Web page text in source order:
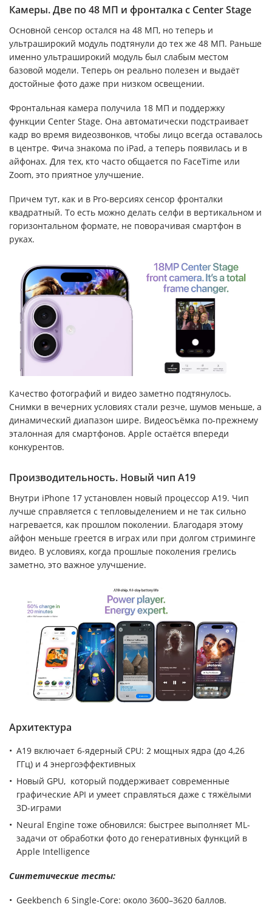
Камеры. Две по 48 МП и фронталка с Center Stage
Основной сенсор остался на 48 МП, но теперь и
ультраширокий модуль подтянули до тех же 48 МП. Раньше
именно ультраширокий модуль был слабым местом
базовой модели. Теперь он реально полезен и выдаёт
достойные фото даже при низком освещении.
Фронтальная камера получила 18 МП и поддержку
функции Center Stage. Она автоматически подстраивает
кадр во время видеозвонков, чтобы лицо всегда оставалось
в центре. Фича знакома по iPad, а теперь появилась и в
айфонах. Для тех, кто часто общается по FaceTime или
Zoom, это приятное улучшение.
Причем тут, как и в Pro-версиях сенсор фронталки
квадратный. То есть можно делать селфи в вертикальном и
горизонтальном формате, не поворачивая смартфон в
руках.
Качество фотографий и видео заметно подтянулось.
Снимки в вечерних условиях стали резче, шумов меньше, а
динамический диапазон шире. Видеосъёмка по-прежнему
эталонная для смартфонов. Apple остаётся впереди
конкурентов.
Производительность. Новый чип A19
Внутри iPhone 17 установлен новый процессор A19. Чип
лучше справляется с тепловыделением и не так сильно
нагревается, как прошлом поколении. Благодаря этому
айфон меньше греется в играх или при долгом стриминге
видео. В условиях, когда прошлые поколения грелись
заметно, это важное улучшение.
Архитектура
A19 включает 6-ядерный CPU: 2 мощных ядра (до 4,26
ГГц) и 4 энергоэффективных
Новый GPU, который поддерживает современные
графические API и умеет справляться даже с тяжёлыми
3D-играми
Neural Engine тоже обновился: быстрее выполняет ML-
задачи от обработки фото до генеративных функций в
Apple Intelligence
Синтетические тесты:
Geekbench 6 Single-Core: около 3600–3620 баллов.